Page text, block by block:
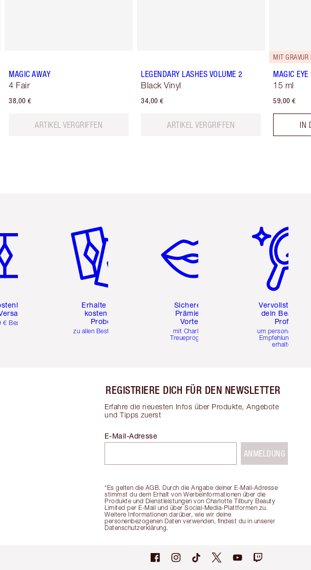
MAGIC AWAY
4 Fair
38,00 €
ARTIKEL VERGRIFFEN
LEGENDARY LASHES VOLUME 2
Black Vinyl
34,00 €
ARTIKEL VERGRIFFEN
MIT GRAVUR
MAGIC EYE
15 ml
59,00 €
IN
€ Bestellwert
Erhalte zwei
kostenlose
Proben
zu allen Bestellungen
Sichere dir
Prämien &
Vorteile
mit Charlottes
Treueprogramm
Vervollständige
dein Beauty-
Profil
um personalisierte
Empfehlungen zu
erhalten
REGISTRIERE DICH FÜR DEN NEWSLETTER
Erfahre die neuesten Infos über Produkte, Angebote
und Tipps zuerst
*Es gelten die AGB. Durch die Angabe deiner E-Mail-Adresse
stimmst du dem Erhalt von Werbeinformationen über die
Produkte und Dienstleistungen von Charlotte Tilbury Beauty
Limited per E-Mail und über Social-Media-Plattformen zu.
Weitere Informationen darüber, wie wir deine
personenbezogenen Daten verwenden, findest du in unserer
Datenschutzerklärung.
E-Mail-Adresse
ANMELDUNG